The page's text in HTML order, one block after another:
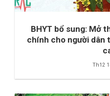
BHYT bổ sung: Mở
chính cho người dân
Th12